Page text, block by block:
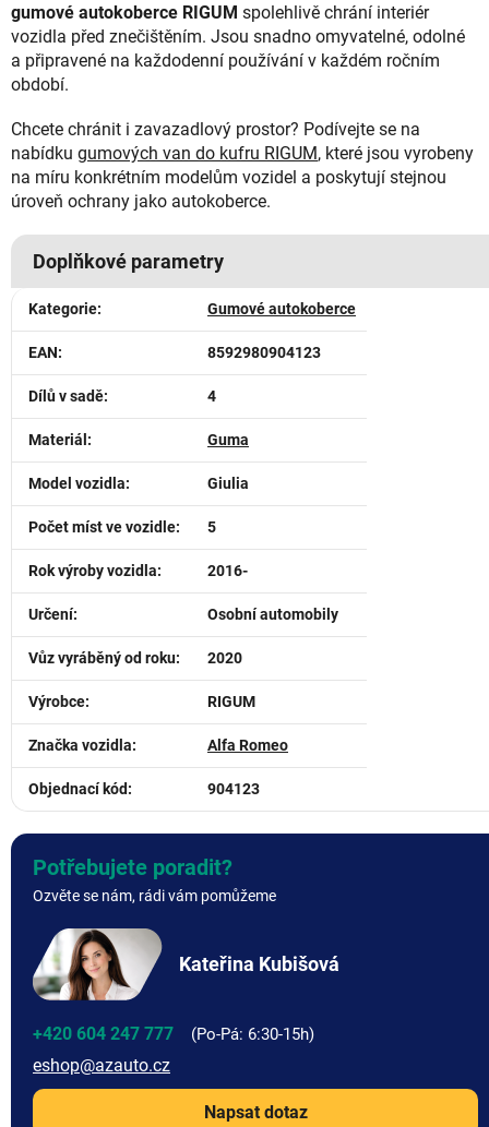
gumové autokoberce RIGUM spolehlivě chrání interiér
vozidla před znečištěním. Jsou snadno omyvatelné, odolné
a připravené na každodenní používání v každém ročním
období.
Chcete chránit i zavazadlový prostor? Podívejte se na
nabídku gumových van do kufru RIGUM, které jsou vyrobeny
na míru konkrétním modelům vozidel a poskytují stejnou
úroveň ochrany jako autokoberce.
Doplňkové parametry
Kategorie: Gumové autokoberce
EAN: 8592980904123
Dílů v sadě: 4
Materiál : Guma
Model vozidla: Giulia
Počet míst ve vozidle: 5
Rok výroby vozidla: 2016-
Určení: Osobní automobily
Vůz vyráběný od roku: 2020
Výrobce: RIGUM
Značka vozidla: Alfa Romeo
Objednací kód: 904123
Potřebujete poradit?
Ozvěte se nám, rádi vám pomůžeme
Kateřina Kubišová
+420 604 247 777
eshop@azauto.cz
Napsat dotaz